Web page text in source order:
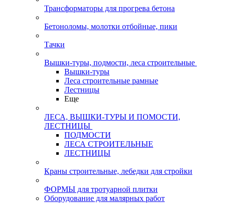
Трансформаторы для прогрева бетона
Бетоноломы, молотки отбойные, пики
Тачки
Вышки-туры, подмости, леса строительные
Вышки-туры
Леса строительные рамные
Лестницы
Еще
ЛЕСА, ВЫШКИ-ТУРЫ И ПОМОСТИ,
ЛЕСТНИЦЫ
ПОДМОСТИ
ЛЕСА СТРОИТЕЛЬНЫЕ
ЛЕСТНИЦЫ
Краны строительные, лебедки для стройки
ФОРМЫ для тротуарной плитки
Оборудование для малярных работ